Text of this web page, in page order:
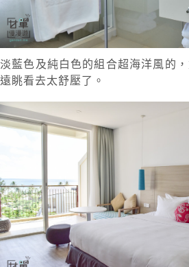
淡藍色及純白色的組合超海洋風的
遠眺看去太舒壓了。